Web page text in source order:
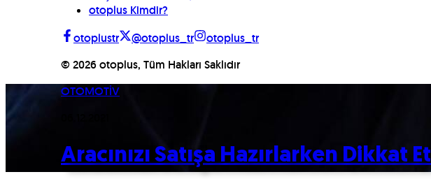
otoplus Kimdir?
otoplustr
@otoplus_tr
otoplus_tr
© 2026 otoplus, Tüm Hakları Saklıdır
OTOMOTİV
Aracınızı Satışa Hazırlarken Dikkat